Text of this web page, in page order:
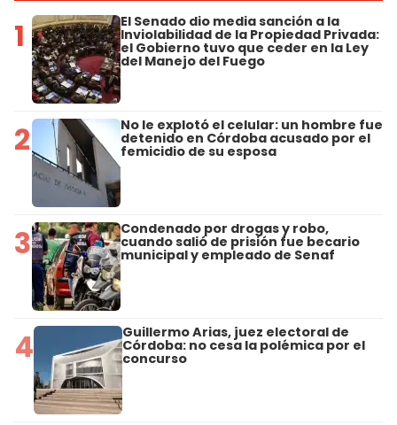
1 El Senado dio media sanción a la
Inviolabilidad de la Propiedad Privada:
el Gobierno tuvo que ceder en la Ley
del Manejo del Fuego
2 No le explotó el celular: un hombre fue
detenido en Córdoba acusado por el
femicidio de su esposa
3 Condenado por drogas y robo,
cuando salió de prisión fue becario
municipal y empleado de Senaf
4 Guillermo Arias, juez electoral de
Córdoba: no cesa la polémica por el
concurso